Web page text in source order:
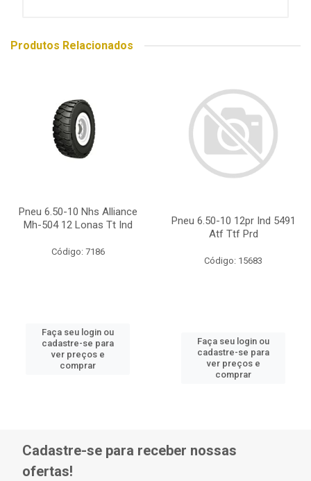
Produtos Relacionados
Pneu 6.50-10 Nhs Alliance
Mh-504 12 Lonas Tt Ind
Código: 7186
Faça seu login ou
cadastre-se para
ver preços e
comprar
Pneu 6.50-10 12pr Ind 5491
Atf Ttf Prd
Código: 15683
Faça seu login ou
cadastre-se para
ver preços e
comprar
Cadastre-se para receber nossas
ofertas!